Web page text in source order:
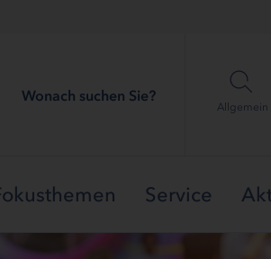
Wonach suchen Sie?
Allgemein
Service